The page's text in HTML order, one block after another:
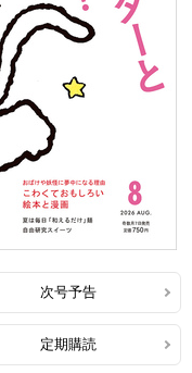
次号予告
定期購読